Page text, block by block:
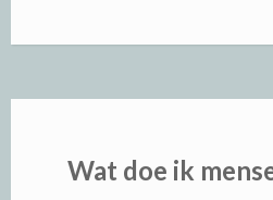
Wat doe ik